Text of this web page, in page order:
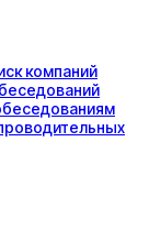
компаний